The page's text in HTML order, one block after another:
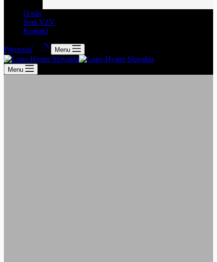
O nás
Svet VZV
Kontakt
Porovnať Menu
Menu